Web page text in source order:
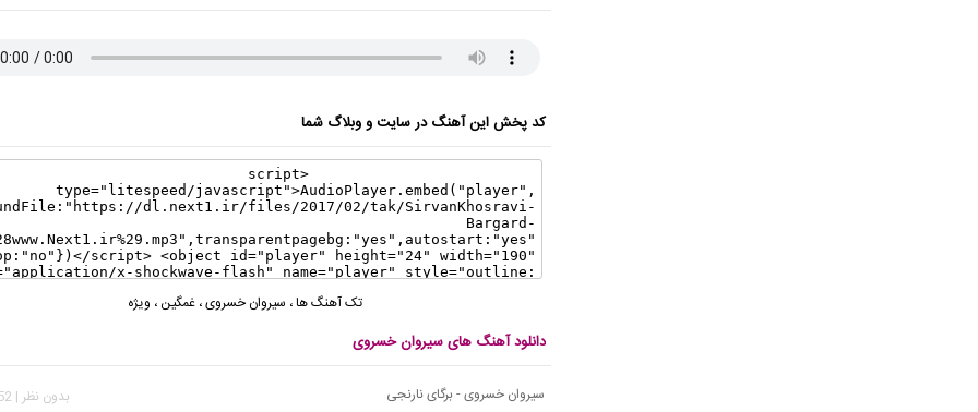
کد پخش این آهنگ در سایت و وبلاگ شما
تک آهنگ ها، سیروان خسروی،غمگین ، ویژه
دانلود آهنگ های سیروان خسروی
سیروان خسروی - برگای نارنجی
بدون نظر | 1,952 بازدید